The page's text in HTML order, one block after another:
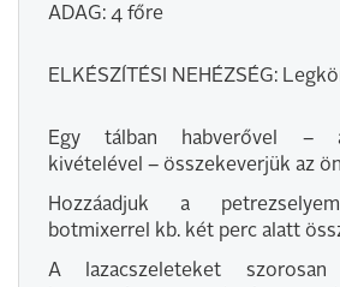
ADAG: 4 főre
ELKÉSZÍTÉSI NEHÉZSÉG:
Egy tálban habverővel –
kivételével – összekeverjük az
Hozzáadjuk a
botmixerrel kb. két perc alatt
A lazacszeleteket